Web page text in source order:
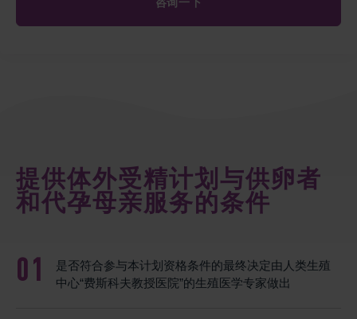
提供体外受精计划与供卵者
和代孕母亲服务的条件
是否符合参与本计划资格条件的最终决定由人类生殖
中心“费斯科夫教授医院”的生殖医学专家做出